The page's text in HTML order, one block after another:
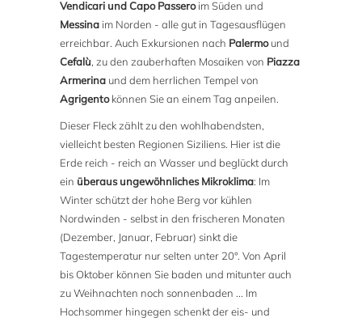
Vendicari und Capo Passeroim Süden und
Messina im Norden - alle gut in Tagesausflügen
erreichbar. Auch Exkursionen nach Palermound
Cefalù, zu den zauberhaften Mosaiken von Piazza
Armerina und dem herrlichen Tempel von
Agrigentokönnen Sie an einem Tag anpeilen.
Dieser Fleck zählt zu den wohlhabendsten,
vielleicht besten Regionen Siziliens. Hier ist die
Erde reich - reich an Wasser und beglückt durch
ein überaus ungewöhnliches Mikroklima: Im
Winter schützt der hohe Berg vor kühlen
Nordwinden - selbst in den frischeren Monaten
(Dezember, Januar, Februar) sinkt die
Tagestemperatur nur selten unter 20°. Von April
bis Oktober können Sie baden und mitunter auch
zu Weihnachten noch sonnenbaden ... Im
Hochsommer hingegen schenkt der eis- und